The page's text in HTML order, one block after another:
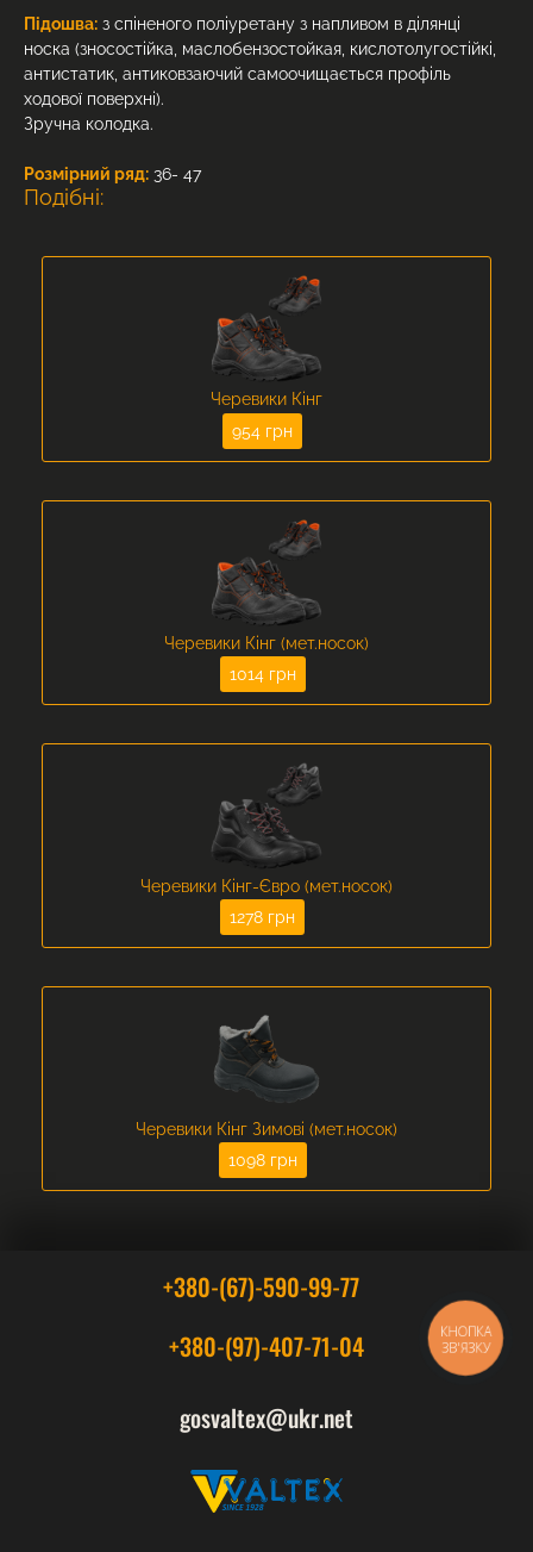
Підошва: з спіненого поліуретану з напливом в ділянці
носка (зносостійка, маслобензостойкая, кислотолугостійкі,
антистатик, антиковзаючий самоочищається профіль
ходової поверхні).
Зручна колодка.
Розмірний ряд: 36- 47
Подібні:
Черевики Кінг
954 грн
Черевики Кінг (мет.носок)
1014 грн
Черевики Кінг-Євро (мет.носок)
1278 грн
Черевики Кінг Зимові (мет.носок)
1098 грн
+380-(67)-590-99-77
+380-(97)-407-71-04
gosvaltex@ukr.net
КНОПКА
ЗВ'ЯЗКУ